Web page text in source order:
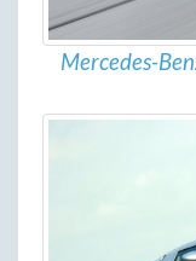
Mercedes-